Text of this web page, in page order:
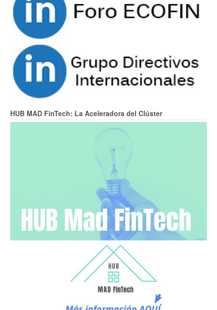
HUB MAD FinTech: La Aceleradora del Clúster